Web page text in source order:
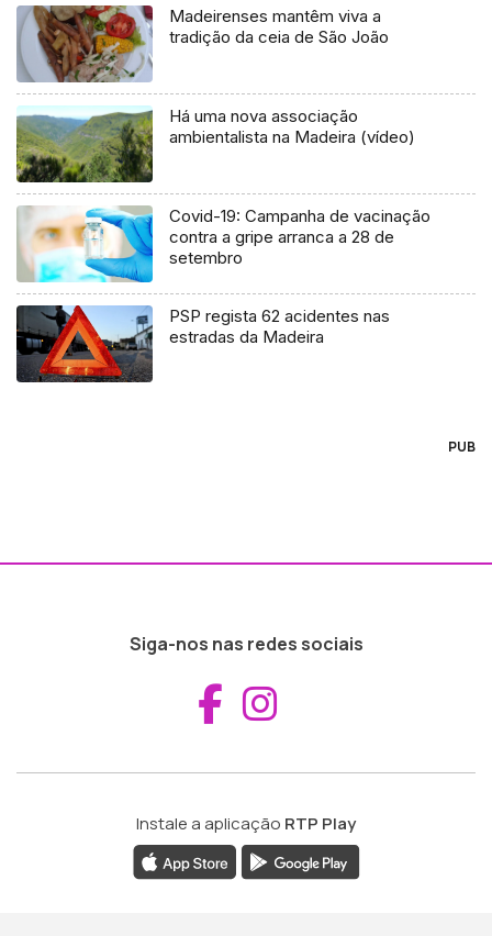
Madeirenses mantêm viva a
tradição da ceia de São João
Há uma nova associação
ambientalista na Madeira (vídeo)
Covid-19: Campanha de vacinação
contra a gripe arranca a 28 de
setembro
PSP regista 62 acidentes nas
estradas da Madeira
PUB
Siga-nos nas redes sociais
Aceder ao
Instale a aplicação RTP Play